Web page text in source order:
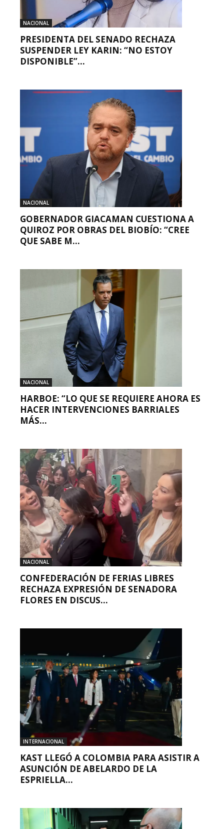
NACIONAL
PRESIDENTA DEL SENADO RECHAZA
SUSPENDER LEY KARIN: “NO ESTOY
DISPONIBLE”...
NACIONAL
GOBERNADOR GIACAMAN CUESTIONA A
QUIROZ POR OBRAS DEL BIOBÍO: “CREE
QUE SABE M...
NACIONAL
HARBOE: “LO QUE SE REQUIERE AHORA ES
HACER INTERVENCIONES BARRIALES
MÁS...
NACIONAL
CONFEDERACIÓN DE FERIAS LIBRES
RECHAZA EXPRESIÓN DE SENADORA
FLORES EN DISCUS...
INTERNACIONAL
KAST LLEGÓ A COLOMBIA PARA ASISTIR A
ASUNCIÓN DE ABELARDO DE LA
ESPRIELLA...